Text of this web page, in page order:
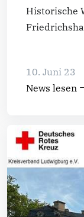
Historische
10. Juni 23
News lesen